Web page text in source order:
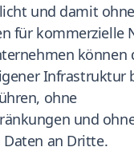
und damit ohne
für kommerzielle
können
Infrastruktur
ohne
und
an Dritte.